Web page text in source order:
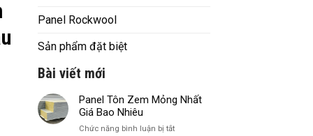
Panel Rockwool
Sản phẩm đặt biệt
Bài viết mới
Panel Tôn Zem Mỏng Nhất
Giá Bao Nhiêu
Chức năng bình luận bị tắtở